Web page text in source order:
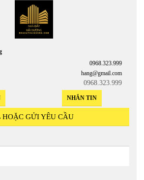
0968.323.999
hang@gmail.com
0968.323.999
NHẮN TIN
HOẶC GỬI YÊU CẦU